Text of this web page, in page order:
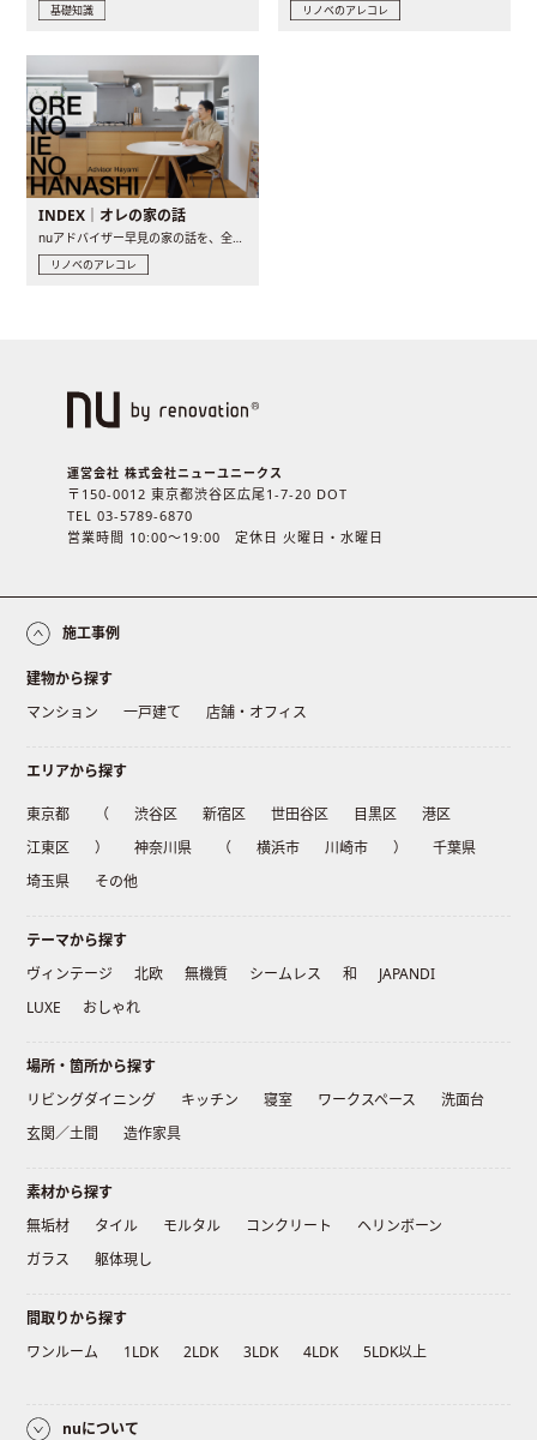
基礎知識 リノベのアレコレ
INDEX｜オレの家の話
nuアドバイザー早見の家の話を、全4話でお届け。リノベーションを..
リノベのアレコレ
運営会社 株式会社ニューユニークス
〒150-0012 東京都渋谷区広尾1-7-20 DOT
TEL 03-5789-6870
営業時間 10:00〜19:00 定休日 火曜日・水曜日
施工事例
建物から探す
マンション
一戸建て 店舗・オフィス
エリアから探す
東京都 （ 渋谷区 新宿区 世田谷区 目黒区
港区
江東区
） 神奈川県 （ 横浜市 川崎市 ）
千葉県
埼玉県
その他
テーマから探す
ヴィンテージ
北欧 無機質 シームレス 和
JAPANDI
LUXE
おしゃれ
場所・箇所から探す
リビングダイニング
キッチン 寝室 ワークスペース
洗面台
玄関／土間
造作家具
素材から探す
無垢材
タイル モルタル コンクリート
ヘリンボーン
ガラス
躯体現し
間取りから探す
ワンルーム
1LDK 2LDK 3LDK 4LDK 5LDK以上
nuについて